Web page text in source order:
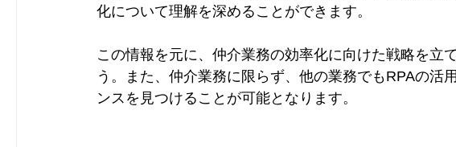
化について理解を深めることができます。
この情報を元に、仲介業務の効率化に向けた戦略を立
う。また、仲介業務に限らず、他の業務でもRPAの活
ンスを見つけることが可能となります。